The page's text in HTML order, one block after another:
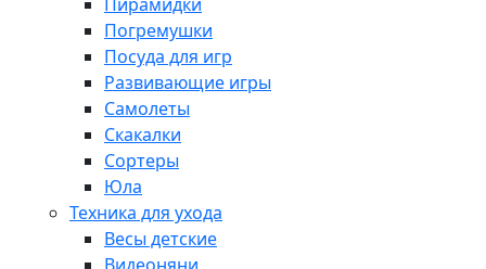
Погремушки
Посуда для игр
Развивающие игры
Самолеты
Скакалки
Сортеры
Юла
Техника для ухода
Весы детские